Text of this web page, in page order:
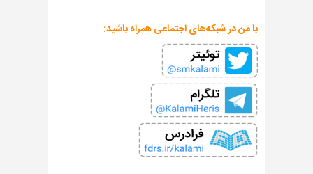
با من در شبکه‌های اجتماعی همراه باشید: